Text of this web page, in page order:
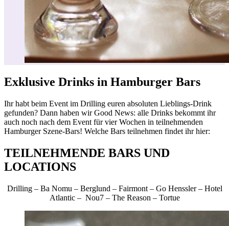
Exklusive Drinks in Hamburger Bars
Ihr habt beim Event im Drilling euren absoluten Lieblings-Drink
gefunden? Dann haben wir Good News: alle Drinks bekommt ihr
auch noch nach dem Event für vier Wochen in teilnehmenden
Hamburger Szene-Bars! Welche Bars teilnehmen findet ihr hier:
TEILNEHMENDE BARS UND
LOCATIONS
Drilling – Ba Nomu – Berglund – Fairmont – Go Henssler – Hotel
Atlantic – Nou7 – The Reason – Tortue